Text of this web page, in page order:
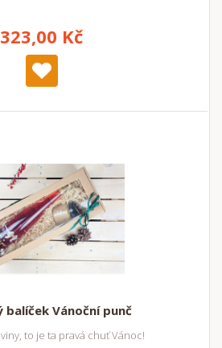
323,00 Kč
balíček Vánoční punč
to je ta pravá chuť Vánoc!